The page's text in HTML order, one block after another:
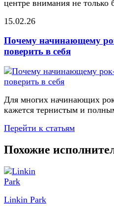
центре внимания не только
15.02.26
Почему начинающему
поверить в себя
Для многих начинающих
кажется тернистым и
Перейти к статьям
Похожие
Linkin Park